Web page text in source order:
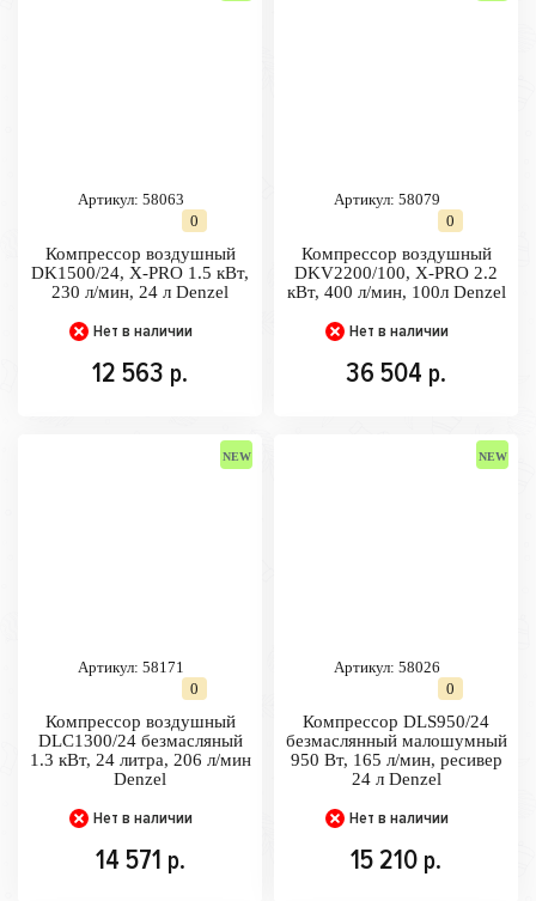
Артикул: 58063
0
Компрессор воздушный
DK1500/24, Х-PRO 1.5 кВт,
230 л/мин, 24 л Denzel
Нет в наличии
12 563 р.
Артикул: 58079
0
Компрессор воздушный
DKV2200/100, Х-PRO 2.2
кВт, 400 л/мин, 100л Denzel
Нет в наличии
36 504 р.
Артикул: 58171
0
Компрессор воздушный
DLC1300/24 безмасляный
1.3 кВт, 24 литра, 206 л/мин
Denzel
Нет в наличии
14 571 р.
Артикул: 58026
0
Компрессор DLS950/24
безмаслянный малошумный
950 Вт, 165 л/мин, ресивер
24 л Denzel
Нет в наличии
15 210 р.